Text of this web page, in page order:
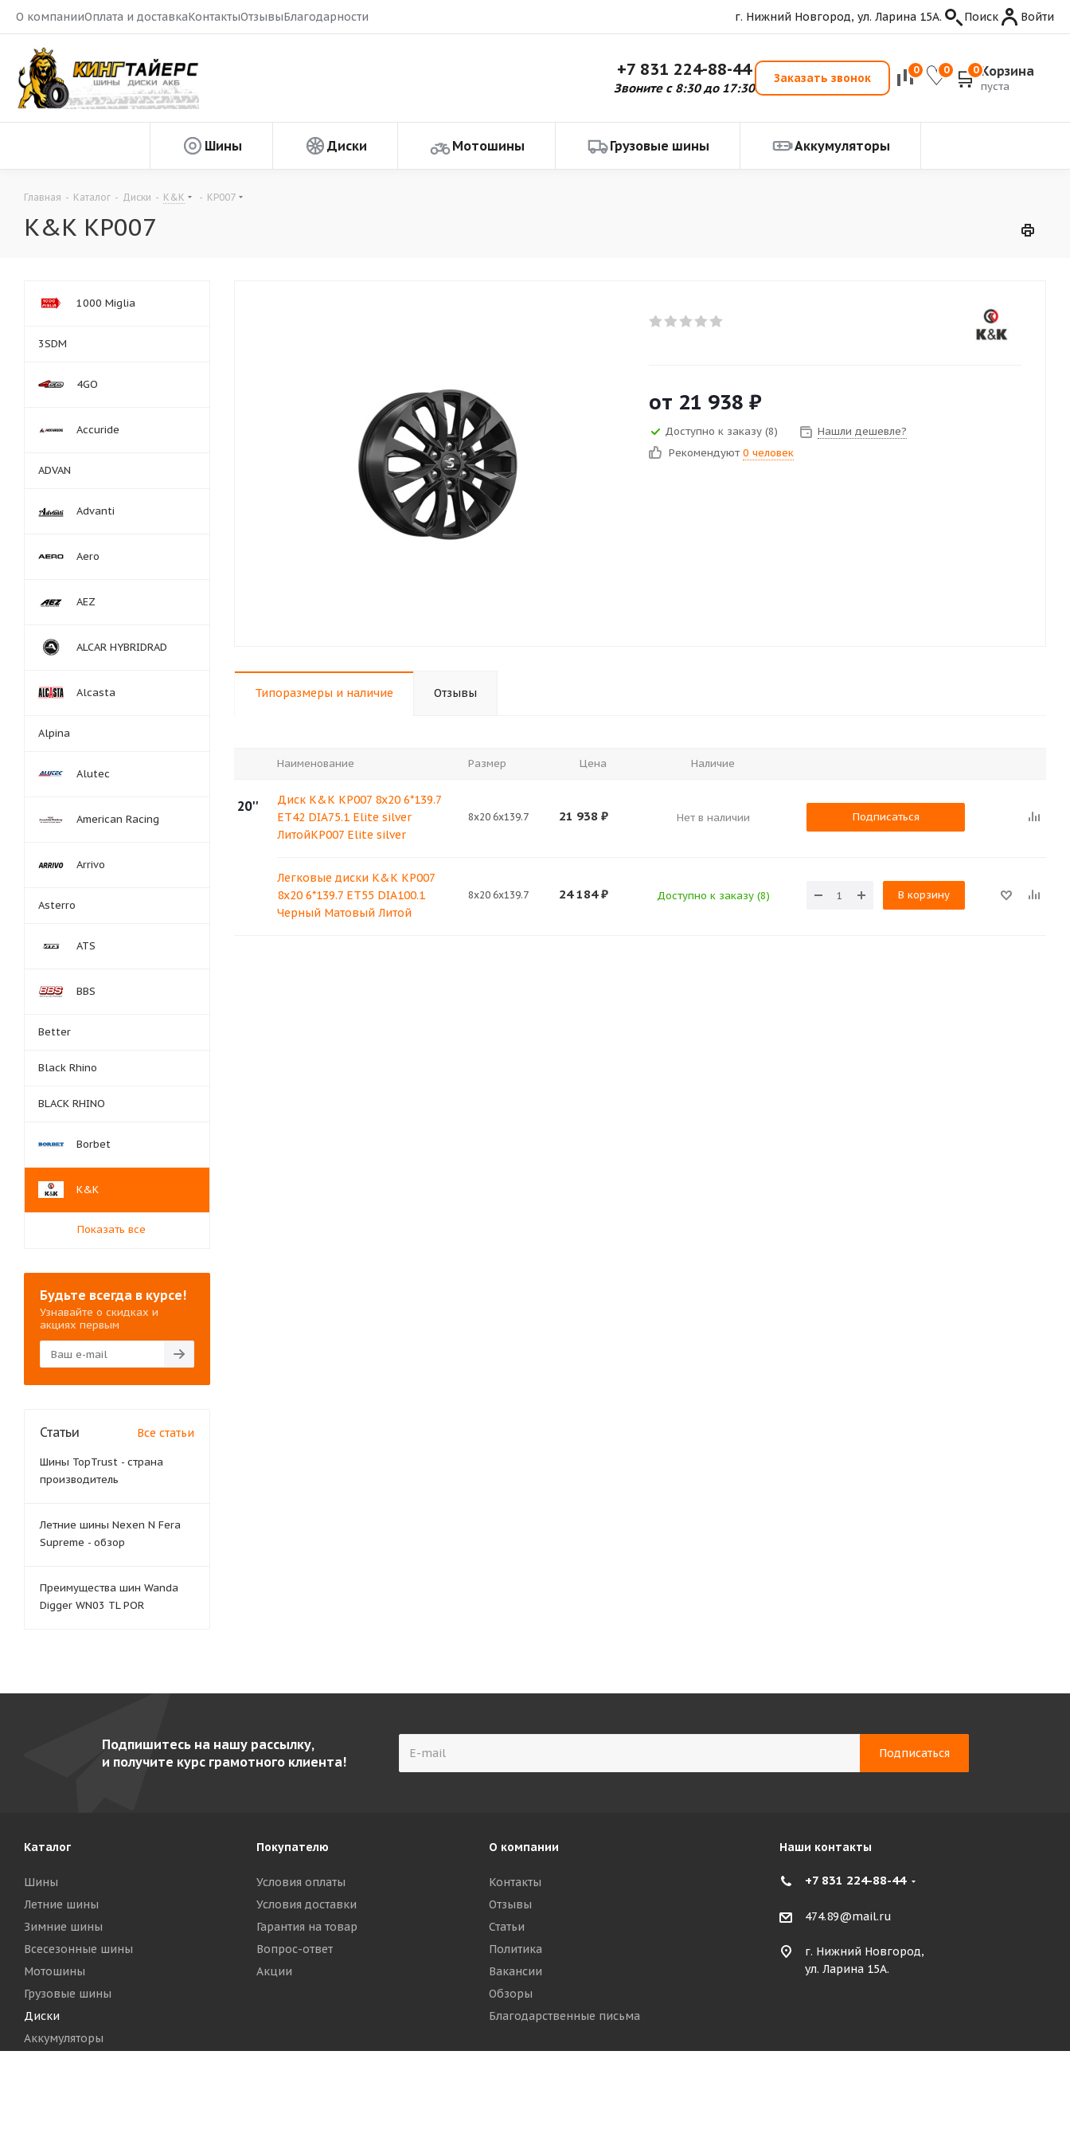
О компанииОплата и доставкаКонтактыОтзывыБлагодарности г. Нижний Новгород, ул. Ларина 15А. Поиск Войти
+7 831 224-88-44
Звоните с 8:30 до 17:30
Заказать звонок
0 0 0 Корзина
пуста
Шины Диски Мотошины Грузовые шины Аккумуляторы
Главная - Каталог - Диски - K&K - KP007
K&K KP007
от 21 938 ₽
Доступно к заказу (8)
Нашли дешевле?
Рекомендуют 0 человек
Типоразмеры и наличие Отзывы
Наименование Размер Цена Наличие
20''
Диск K&K KP007 8x20 6*139.7
ET42 DIA75.1 Elite silver
ЛитойKP007 Elite silver
8x20 6x139.7 21 938 ₽ Нет в наличии Подписаться
Легковые диски K&K KP007
8x20 6*139.7 ET55 DIA100.1
Черный Матовый Литой
8x20 6x139.7 24 184₽ Доступно к заказу (8) В корзину
1000 Miglia
3SDM
4GO
Accuride
ADVAN
Advanti
Aero
AEZ
ALCAR HYBRIDRAD
Alcasta
Alpina
Alutec
American Racing
Arrivo
Asterro
ATS
BBS
Better
Black Rhino
BLACK RHINO
Borbet
K&K
Показать все
Будьте всегда в курсе!
Узнавайте о скидках и
акциях первым
Статьи Все статьи
Шины TopTrust - страна
производитель
Летние шины Nexen N Fera
Supreme - обзор
Преимущества шин Wanda
Digger WN03 TL POR
Подпишитесь на нашу рассылку,
и получите курс грамотного клиента!
Каталог
Шины
Летние шины
Зимние шины
Всесезонные шины
Мотошины
Грузовые шины
Диски
Аккумуляторы
Покупателю
Условия оплаты
Условия доставки
Гарантия на товар
Вопрос-ответ
Акции
О компании
Контакты
Отзывы
Статьи
Политика
Вакансии
Обзоры
Благодарственные письма
Наши контакты
+7 831 224-88-44
474.89@mail.ru
г. Нижний Новгород,
ул. Ларина 15А.